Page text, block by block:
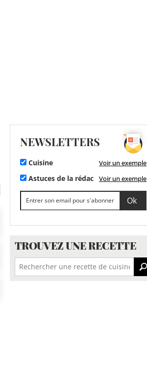
NEWSLETTERS
Cuisine Voir un exemple
Astuces de la rédac Voir un exemple
TROUVEZ UNE RECETTE